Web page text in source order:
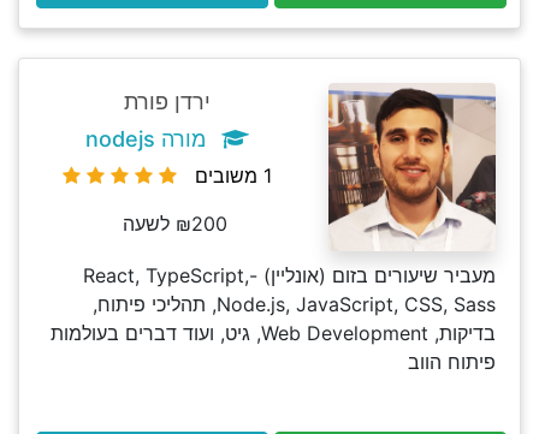
ירדן פורת
מורה nodejs
1 משובים
₪200 לשעה
מעביר שיעורים בזום (אונליין) -React, TypeScript,
Node.js, JavaScript, CSS, Sass, תהליכי פיתוח,
בדיקות, Web Development, גיט, ועוד דברים בעולמות
פיתוח הווב